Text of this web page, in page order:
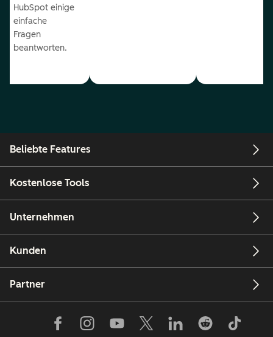
HubSpot einige
einfache
Fragen
beantworten.
Beliebte Features
Kostenlose Tools
Unternehmen
Kunden
Partner